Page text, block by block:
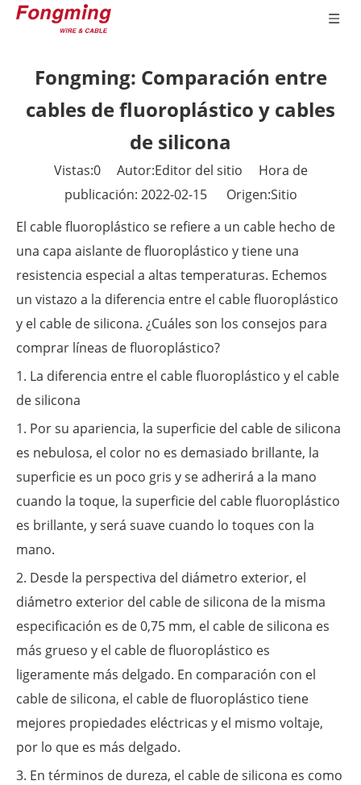
Fongming: Comparación entre
cables de fluoroplástico y cables
de silicona
Vistas:0Autor:Editor del sitio Hora de
publicación: 2022-02-15 Origen:Sitio
El cable fluoroplástico se refiere a un cable hecho de
una capa aislante de fluoroplástico y tiene una
resistencia especial a altas temperaturas. Echemos
un vistazo a la diferencia entre el cable fluoroplástico
y el cable de silicona. ¿Cuáles son los consejos para
comprar líneas de fluoroplástico?
1. La diferencia entre el cable fluoroplástico y el cable
de silicona
1. Por su apariencia, la superficie del cable de silicona
es nebulosa, el color no es demasiado brillante, la
superficie es un poco gris y se adherirá a la mano
cuando la toque, la superficie del cable fluoroplástico
es brillante, y será suave cuando lo toques con la
mano.
2. Desde la perspectiva del diámetro exterior, el
diámetro exterior del cable de silicona de la misma
especificación es de 0,75 mm, el cable de silicona es
más grueso y el cable de fluoroplástico es
ligeramente más delgado. En comparación con el
cable de silicona, el cable de fluoroplástico tiene
mejores propiedades eléctricas y el mismo voltaje,
por lo que es más delgado.
3. En términos de dureza, el cable de silicona es como